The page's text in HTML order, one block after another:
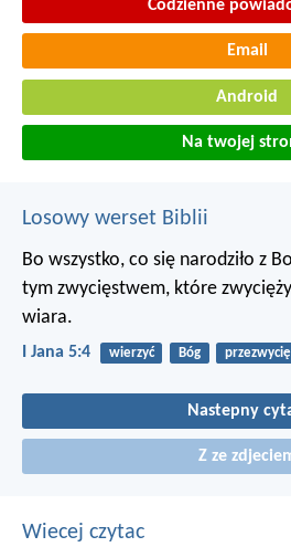
Codzienne
Email
Android
Na twojej
Losowy werset Biblii
Bo wszystko, co się narodziło z
tym zwycięstwem, które
wiara.
I Jana 5:4 wierzyć Bóg
Nastepny
Z ze
Wiecej czytac